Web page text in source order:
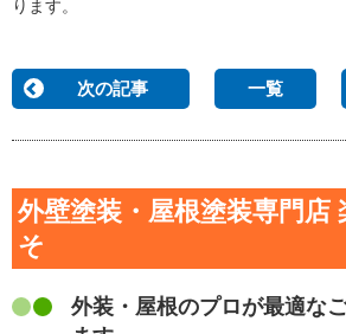
ります。
次の記事 一覧
外壁塗装・屋根塗装専門店
そ
外装・屋根のプロが最適な